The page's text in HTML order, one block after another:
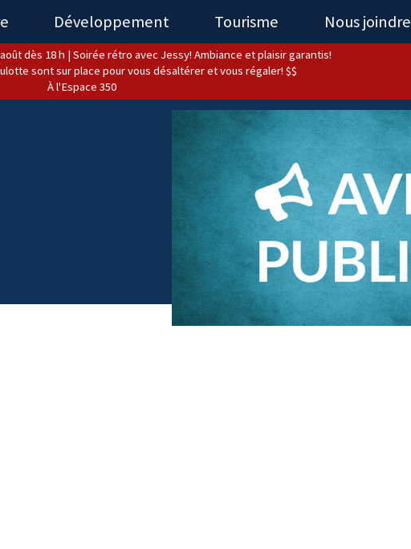
Développement Tourisme Nous joindre
dès 18 h | Soirée rétro avec Jessy! Ambiance et plaisir garantis!
sont sur place pour vous désaltérer et vous régaler! $$
À l'Espace 350